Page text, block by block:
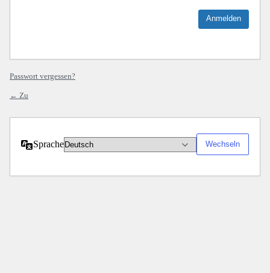
Passwort vergessen?
← Zu
Sprache